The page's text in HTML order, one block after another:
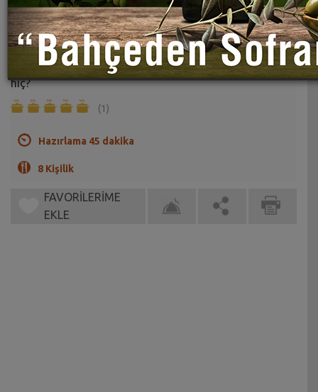
Sahrap Soysal
Fındık ve elmanın girdiği bir kurabiye lezzetsiz olur mu
hiç?
(1)
Hazırlama 45 dakika
8 Kişilik
FAVORİLERİME
EKLE